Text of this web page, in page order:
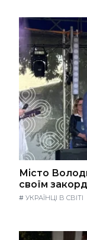
Місто
своїм
# УКРАЇНЦІ В СВІТІ